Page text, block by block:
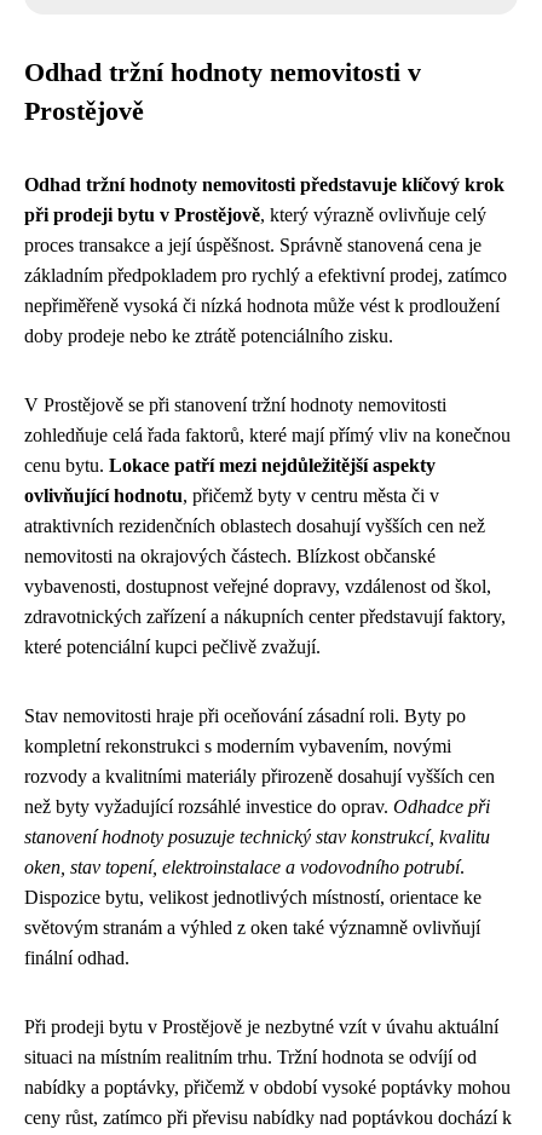
Odhad tržní hodnoty nemovitosti v
Prostějově
Odhad tržní hodnoty nemovitosti představuje klíčový krok
při prodeji bytu v Prostějově, který výrazně ovlivňuje celý
proces transakce a její úspěšnost. Správně stanovená cena je
základním předpokladem pro rychlý a efektivní prodej, zatímco
nepřiměřeně vysoká či nízká hodnota může vést k prodloužení
doby prodeje nebo ke ztrátě potenciálního zisku.
V Prostějově se při stanovení tržní hodnoty nemovitosti
zohledňuje celá řada faktorů, které mají přímý vliv na konečnou
cenu bytu. Lokace patří mezi nejdůležitější aspekty
ovlivňující hodnotu, přičemž byty v centru města či v
atraktivních rezidenčních oblastech dosahují vyšších cen než
nemovitosti na okrajových částech. Blízkost občanské
vybavenosti, dostupnost veřejné dopravy, vzdálenost od škol,
zdravotnických zařízení a nákupních center představují faktory,
které potenciální kupci pečlivě zvažují.
Stav nemovitosti hraje při oceňování zásadní roli. Byty po
kompletní rekonstrukci s moderním vybavením, novými
rozvody a kvalitními materiály přirozeně dosahují vyšších cen
než byty vyžadující rozsáhlé investice do oprav. Odhadce při
stanovení hodnoty posuzuje technický stav konstrukcí, kvalitu
oken, stav topení, elektroinstalace a vodovodního potrubí.
Dispozice bytu, velikost jednotlivých místností, orientace ke
světovým stranám a výhled z oken také významně ovlivňují
finální odhad.
Při prodeji bytu v Prostějově je nezbytné vzít v úvahu aktuální
situaci na místním realitním trhu. Tržní hodnota se odvíjí od
nabídky a poptávky, přičemž v období vysoké poptávky mohou
ceny růst, zatímco při převisu nabídky nad poptávkou dochází k